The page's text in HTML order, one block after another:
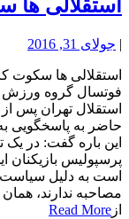
استقلالی ها
| جولای 31, 2016
استقلالی ها سکوت
فوتسال گروه ورزش
حاضر به پاسخگویی
این باره گفت: در
پرسپولیس بازیکنان
است به دلیل سیاست
مصاحبه ندارند،
از Read More